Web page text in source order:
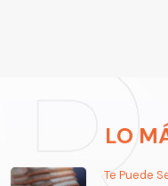
LO
Te Puede